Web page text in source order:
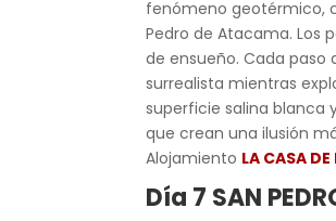
fenómeno geotérmico,
Pedro de Atacama. Los
de ensueño. Cada paso
surrealista mientras
superficie salina blanca
que crean una ilusión
Alojamiento LA CASA
Día 7 SAN